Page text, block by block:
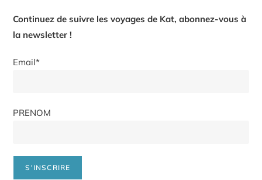
Continuez de suivre les voyages de Kat, abonnez-vous à
la newsletter !
Email*
PRENOM